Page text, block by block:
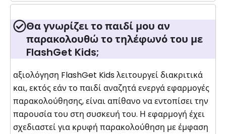
Θα γνωρίζει το παιδί μου αν
παρακολουθώ το τηλέφωνό του με
FlashGet Kids;
αξιολόγηση FlashGet Kids λειτουργεί διακριτικά
και, εκτός εάν το παιδί αναζητά ενεργά εφαρμογές
παρακολούθησης, είναι απίθανο να εντοπίσει την
παρουσία του στη συσκευή του. Η εφαρμογή έχει
σχεδιαστεί για κρυφή παρακολούθηση με έμφαση